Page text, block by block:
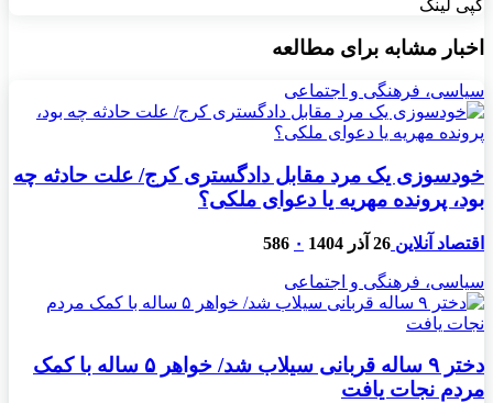
کپی لینک
اخبار مشابه برای مطالعه
سیاسی، فرهنگی و اجتماعی
خودسوزی یک مرد مقابل دادگستری کرج/ علت حادثه چه
بود، پرونده مهریه‌ یا دعوای ملکی؟
اقتصاد آنلاین 26 آذر 1404 ۰ 586
سیاسی، فرهنگی و اجتماعی
دختر ۹ ساله قربانی سیلاب شد/ خواهر ۵ ساله با کمک
مردم نجات یافت